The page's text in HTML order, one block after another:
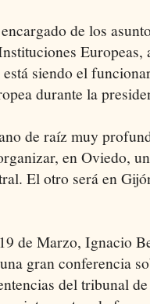
de los
siendo el
durante la
de raíz muy
en Oviedo,
El otro será en
de Marzo, Ignacio
gran conferencia
del tribunal